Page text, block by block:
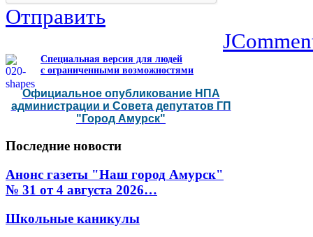
Отправить
Специальная версия для людей
с ограниченными возможностями
Официальное опубликование НПА
администрации и Совета депутатов ГП
"Город Амурск"
Последние новости
Анонс газеты "Наш город Амурск"
№ 31 от 4 августа 2026…
Школьные каникулы